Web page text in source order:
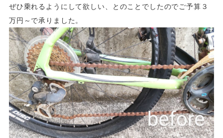
ぜひ乗れるようにして欲しい、とのことでしたのでご予算３
万円～で承りました。